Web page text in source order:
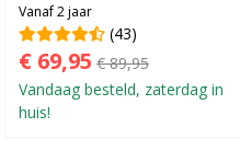
Vanaf 2 jaar
(43)
€ 69,95 € 89,95
Vandaag besteld, zaterdag in
huis!